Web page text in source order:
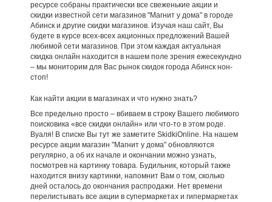
ресурсе собраны практически все свеженькие акции и
скидки известной сети магазинов "Магнит у дома" в городе
Абинск и другие скидки магазинов. Изучая наш сайт, Вы
будете в курсе всех-всех акционных предложений Вашей
любимой сети магазинов. При этом каждая актуальная
скидка онлайн находится в нашем поле зрения ежесекундно
– мы мониторим для Вас рынок скидок города Абинск нон-
стоп!
Как найти акции в магазинах и что нужно знать?
Все предельно просто – вбиваем в строку Вашего любимого
поисковика «все скидки онлайн» или что-то в этом роде.
Вуаля! В списке Вы тут же заметите SkidkiOnline. На нашем
ресурсе акции магазин "Магнит у дома" обновляются
регулярно, а об их начале и окончании можно узнать,
посмотрев на картинку товара. Будильник, который также
находится внизу картинки, напомнит Вам о том, сколько
дней осталось до окончания распродажи. Нет времени
перелистывать все акции в супермаркетах и гипермаркетах